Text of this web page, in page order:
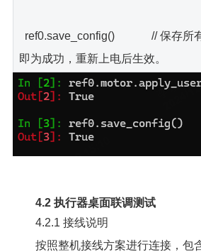
ref0.save_config() // 保存所有
即为成功，重新上电后生效。
4.2 执行器桌面联调测试
4.2.1 接线说明
按照整机接线方案进行连接，包